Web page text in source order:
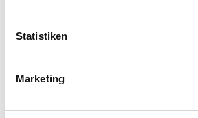
Statistiken
Marketing
Vorname